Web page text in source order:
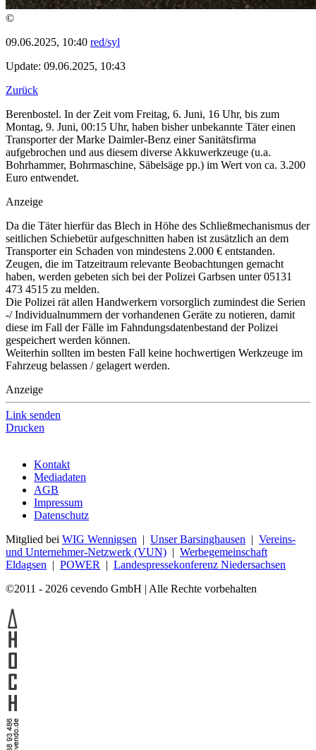
©
09.06.2025, 10:40 red/syl
Update: 09.06.2025, 10:43
Zurück
Berenbostel. In der Zeit vom Freitag, 6. Juni, 16 Uhr, bis zum
Montag, 9. Juni, 00:15 Uhr, haben bisher unbekannte Täter einen
Transporter der Marke Daimler-Benz einer Sanitätsfirma
aufgebrochen und aus diesem diverse Akkuwerkzeuge (u.a.
Bohrhammer, Bohrmaschine, Säbelsäge pp.) im Wert von ca. 3.200
Euro entwendet.
Anzeige
Da die Täter hierfür das Blech in Höhe des Schließmechanismus der
seitlichen Schiebetür aufgeschnitten haben ist zusätzlich an dem
Transporter ein Schaden von mindestens 2.000 € entstanden.
Zeugen, die im Tatzeitraum relevante Beobachtungen gemacht
haben, werden gebeten sich bei der Polizei Garbsen unter 05131
473 4515 zu melden.
Die Polizei rät allen Handwerkern vorsorglich zumindest die Serien
-/ Individualnummern der vorhandenen Geräte zu notieren, damit
diese im Fall der Fälle im Fahndungsdatenbestand der Polizei
gespeichert werden können.
Weiterhin sollten im besten Fall keine hochwertigen Werkzeuge im
Fahrzeug belassen / gelagert werden.
Anzeige
Link senden
Drucken
Kontakt
Mediadaten
AGB
Impressum
Datenschutz
Mitglied bei WIG Wennigsen | Unser Barsinghausen | Vereins-
und Unternehmer-Netzwerk (VUN) | Werbegemeinschaft
Eldagsen | POWER | Landespressekonferenz Niedersachsen
©2011 - 2026 cevendo GmbH | Alle Rechte vorbehalten